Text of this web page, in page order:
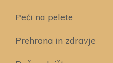
Peči na pelete
Prehrana in zdravje